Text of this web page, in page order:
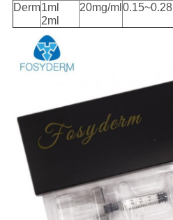
Derm1ml
2ml
20mg/ml 0.15~0.28